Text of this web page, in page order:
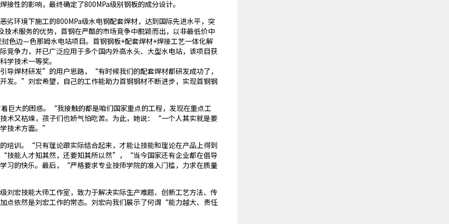
性的影响，最终确定了800MPa级别钢板的成分设计。
劣环境下施工的800MPa级水电钢配套焊材，达到国际先进水平，突
术服务的优势，首钢在严酷的市场竞争中脱颖而出，以非最低价中
色边—色那姆水电站项目。首钢钢板+配套焊材+焊接工艺一体化解
竞争力，并已广泛应用于多个国内外高水头、大型水电站，该项目获
学技术一等奖。
导焊材研发”的用户思路，“有时候我们的配套焊材都研发成功了，
发。”刘宏希望，自己的工作能助力首钢钢材不断进步，实现首钢钢
巨大的困惑。“我接触的都是咱们国家重点的工程，发现在重点工
术又枯燥，孩子们也娇气怕吃苦。为此，她说：“一个人其实就是要
技术方面。”
培训。“只有理论跟实际结合起来，才能让技能和理论在产品上得到
技能人才知其然，还要知其所以然”，“当今国家还有企业都在倡导
习的快乐。最后，“严格要求专业技师学院的准入门槛，力求在质量
刘宏技能大师工作室，致力于解决实际生产难题、创新工艺方法、传
点依然是刘宏工作的常态。刘宏向我们展示了何谓“能力越大、责任